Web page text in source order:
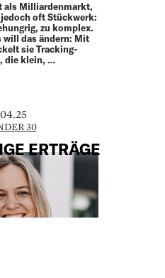
als Milliardenmarkt,
oft Stückwerk:
zu komplex.
will das ändern: Mit
sie Tracking-
die klein, …
30
ERTRÄGE